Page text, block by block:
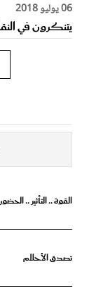
06 يوليو 2018
يتنكرون في
القوة .. التأثير .. الحضور
تصدق الأحلام